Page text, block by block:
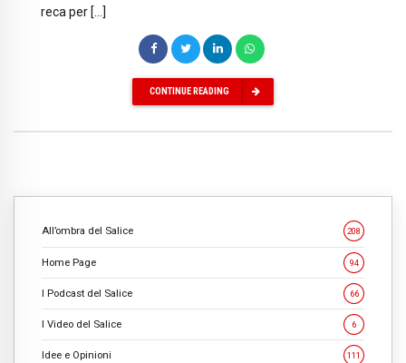
reca per […]
CONTINUE READING
All’ombra del Salice 208
Home Page 94
I Podcast del Salice 66
I Video del Salice 6
Idee e Opinioni 111